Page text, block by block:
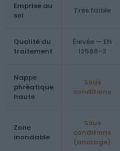
Emprise au
sol
Très faible
Qualité du
traitement
Élevée — EN
12566-3
Nappe
phréatique
haute
Sous
conditions
Zone
inondable
Sous
conditions
(ancrage)